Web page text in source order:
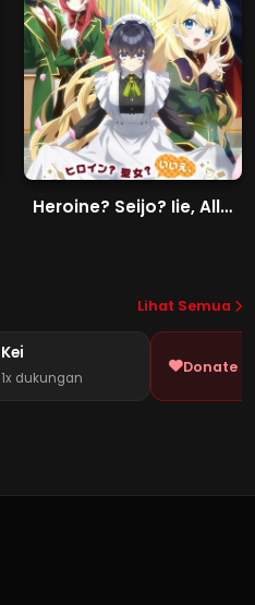
Heroine? Seijo? Iie, All Works Maid desu (Hokori)!
Lihat Semua
Kei
1x dukungan
Donate